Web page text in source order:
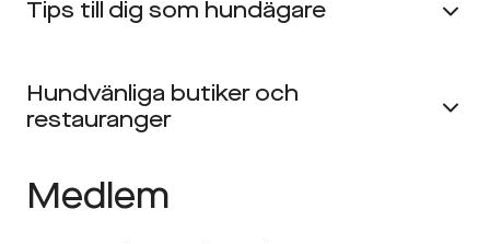
Tips till dig som hundägare
Hundvänliga butiker och
restauranger
Medlem